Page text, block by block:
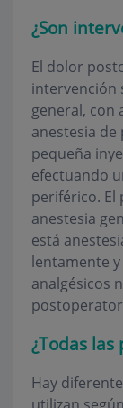
¿Son
El dolor
intervención
general, con
anestesia de
pequeña
efectuando
periférico. El
anestesia
está
lentamente
analgésicos
¿Todas las
Hay